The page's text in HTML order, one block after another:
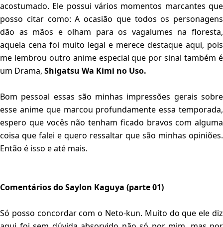
acostumado. Ele possui vários momentos marcantes que
posso citar como: A ocasião que todos os personagens
dão as mãos e olham para os vagalumes na floresta,
aquela cena foi muito legal e merece destaque aqui, pois
me lembrou outro anime especial que por sinal também é
um Drama, Shigatsu Wa Kimi no Uso.
Bom pessoal essas são minhas impressões gerais sobre
esse anime que marcou profundamente essa temporada,
espero que vocês não tenham ficado bravos com alguma
coisa que falei e quero ressaltar que são minhas opiniões.
Então é isso e até mais.
Comentários do Saylon Kaguya (parte 01)
Só posso concordar com o Neto-kun. Muito do que ele diz